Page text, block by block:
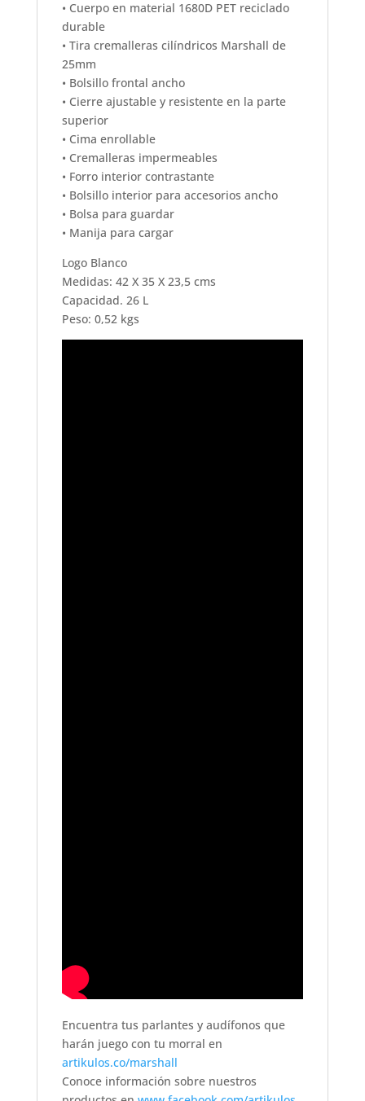
• Cuerpo en material 1680D PET reciclado
durable
• Tira cremalleras cilíndricos Marshall de
25mm
• Bolsillo frontal ancho
• Cierre ajustable y resistente en la parte
superior
• Cima enrollable
• Cremalleras impermeables
• Forro interior contrastante
• Bolsillo interior para accesorios ancho
• Bolsa para guardar
• Manija para cargar
Logo Blanco
Medidas: 42 X 35 X 23,5 cms
Capacidad. 26 L
Peso: 0,52 kgs
Encuentra tus parlantes y audífonos que
harán juego con tu morral en
artikulos.co/marshall
Conoce información sobre nuestros